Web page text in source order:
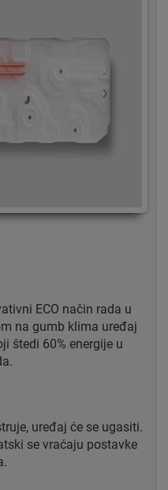
ECO način rada u
na gumb klima uređaj
štedi 60% energije u
uređaj će se ugasiti.
se vraćaju postavke